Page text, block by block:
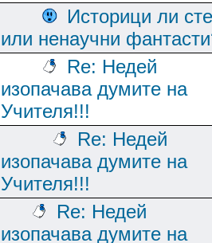
Историци ли сте
или ненаучни
Re: Недей
изопачава думите на
Учителя!!!
Re: Недей
изопачава думите на
Учителя!!!
Re: Недей
изопачава думите на